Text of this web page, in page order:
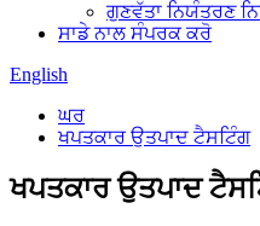
ਗੁਣਵੱਤਾ ਨਿਯੰਤਰਣ
ਸਾਡੇ ਨਾਲ ਸੰਪਰਕ ਕਰੋ
English
ਘਰ
ਖਪਤਕਾਰ ਉਤਪਾਦ ਟੈਸਟਿੰਗ
ਖਪਤਕਾਰ ਉਤਪਾਦ